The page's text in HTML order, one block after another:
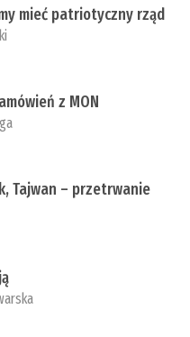
mieć patriotyczny rząd
z MON
Tajwan – przetrwanie